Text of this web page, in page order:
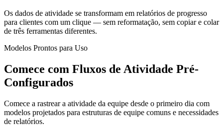
Os dados de atividade se transformam em relatórios de progresso
para clientes com um clique — sem reformatação, sem copiar e colar
de três ferramentas diferentes.
Modelos Prontos para Uso
Comece com Fluxos de Atividade Pré-
Configurados
Comece a rastrear a atividade da equipe desde o primeiro dia com
modelos projetados para estruturas de equipe comuns e necessidades
de relatórios.